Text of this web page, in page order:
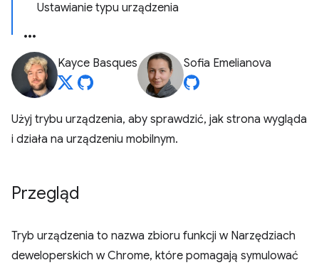
Ustawianie typu urządzenia
Kayce Basques Sofia Emelianova
Użyj trybu urządzenia, aby sprawdzić, jak strona wygląda
i działa na urządzeniu mobilnym.
Przegląd
Tryb urządzenia to nazwa zbioru funkcji w Narzędziach
deweloperskich w Chrome, które pomagają symulować